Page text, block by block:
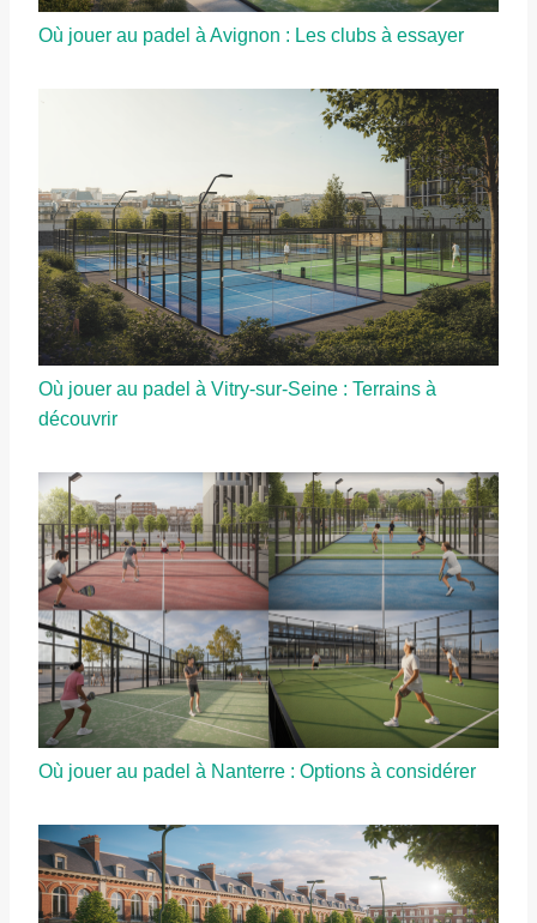
Où jouer au padel à Avignon : Les clubs à essayer
Où jouer au padel à Vitry-sur-Seine : Terrains à
découvrir
Où jouer au padel à Nanterre : Options à considérer